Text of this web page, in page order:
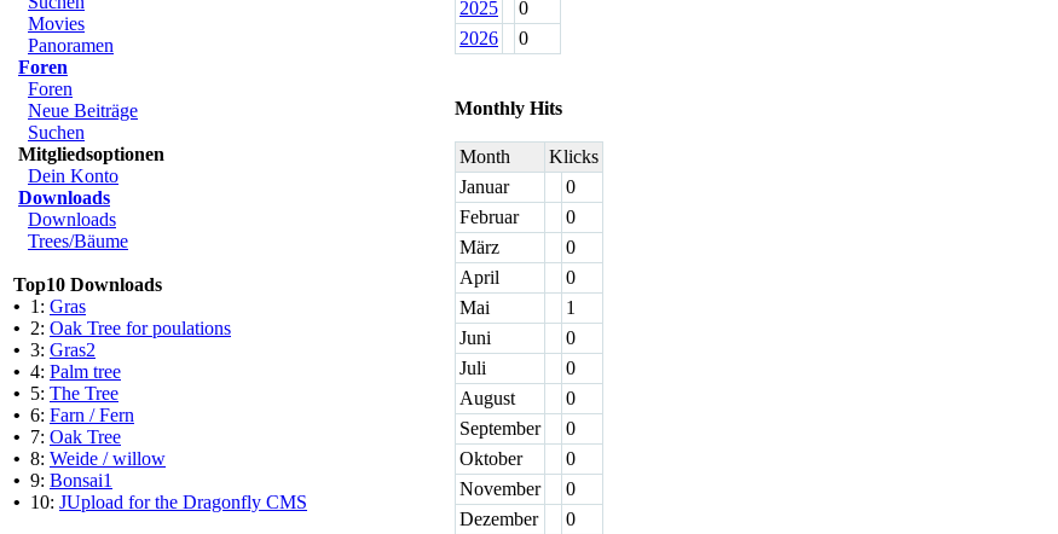
Movies
Panoramen
Foren
Foren
Neue Beiträge
Suchen
Mitgliedsoptionen
Dein Konto
Downloads
Downloads
Trees/Bäume
Top10 Downloads
• 1: Gras
• 2: Oak Tree for poulations
• 3: Gras2
• 4: Palm tree
• 5: The Tree
• 6: Farn / Fern
• 7: Oak Tree
• 8: Weide / willow
• 9: Bonsai1
• 10: JUpload for the Dragonfly CMS
2025
0
2026
0
Monthly Hits
Month
Klicks
Januar
0
Februar
0
März
0
April
0
Mai
1
Juni
0
Juli
0
August
0
September
0
Oktober
0
November
0
Dezember
0